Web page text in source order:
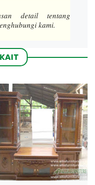
detail tentang
kami.